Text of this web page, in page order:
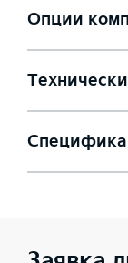
Опции